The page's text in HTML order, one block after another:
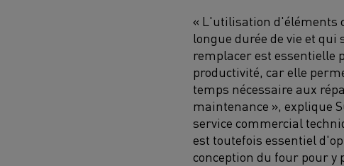
« L'utilisation d'éléments
longue durée de vie et qui
remplacer est essentielle
productivité, car elle
temps nécessaire aux
maintenance », explique
service commercial
est toutefois essentiel
conception du four pour y